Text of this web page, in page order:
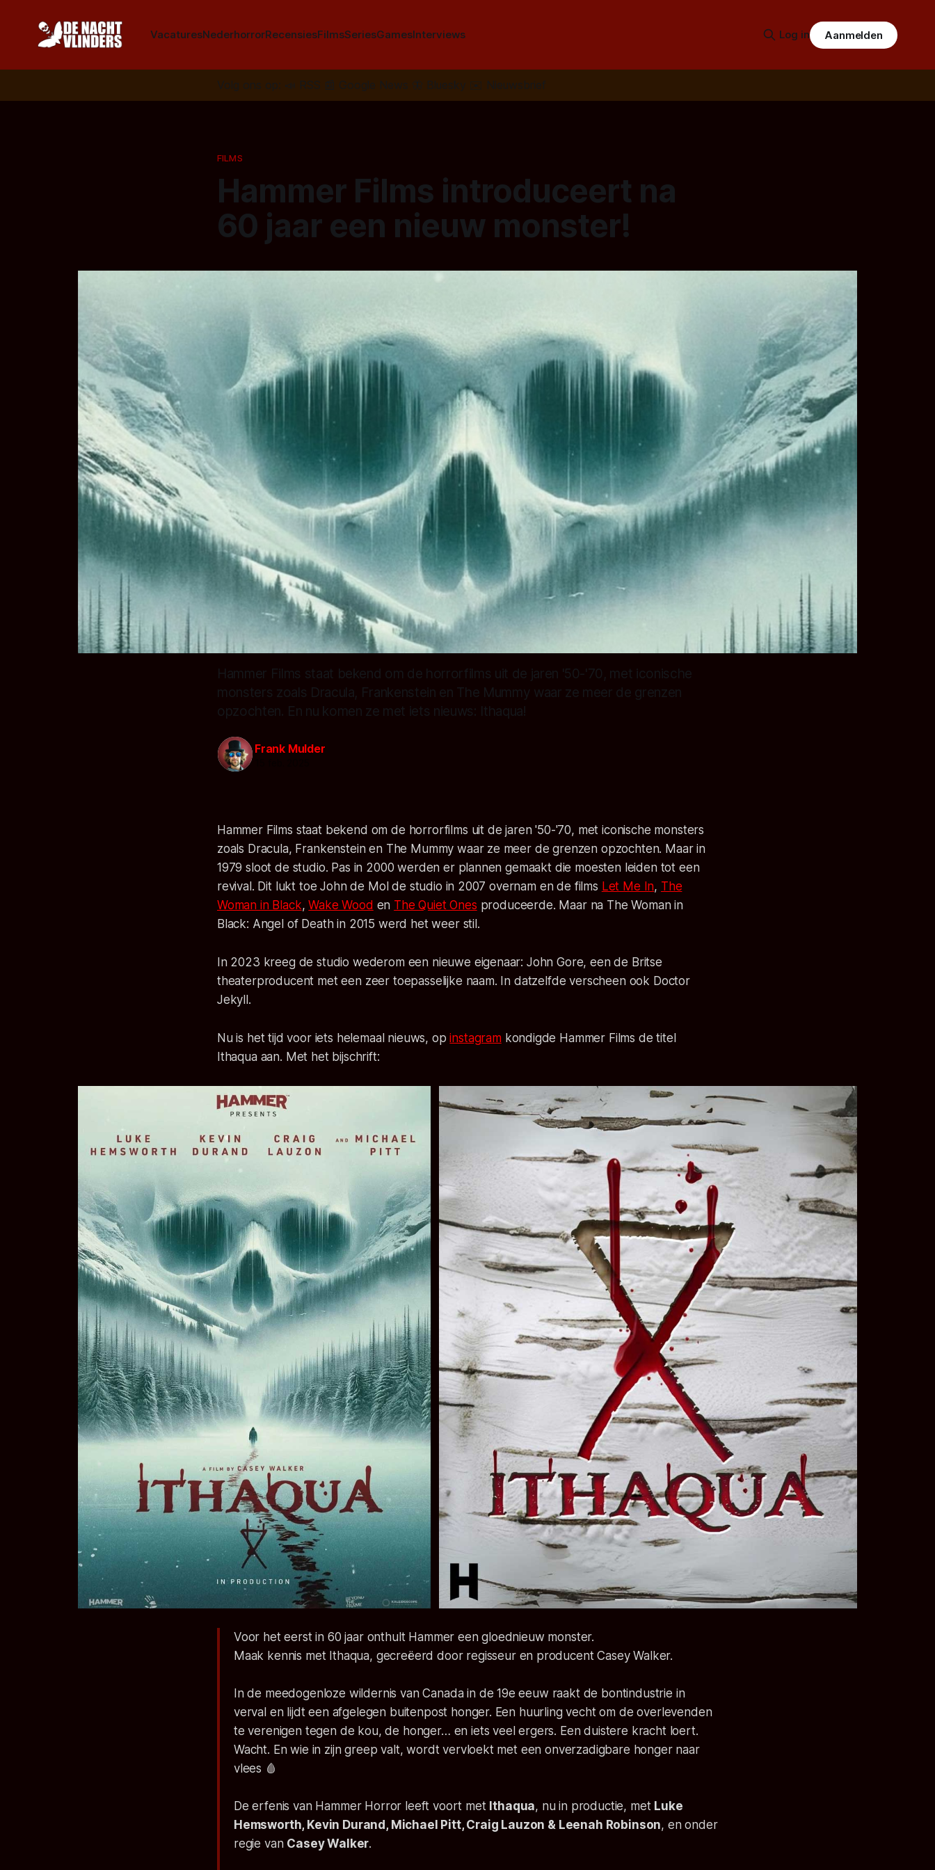
VacaturesNederhorrorRecensiesFilmsSeriesGamesInterviews Log in Aanmelden
Volg ons op: 📣 RSS 📰 Google News 🦋 Bluesky ✉️ Nieuwsbrief
FILMS
Hammer Films introduceert na
60 jaar een nieuw monster!
Hammer Films staat bekend om de horrorfilms uit de jaren '50-'70, met iconische
monsters zoals Dracula, Frankenstein en The Mummy waar ze meer de grenzen
opzochten. En nu komen ze met iets nieuws: Ithaqua!
Frank Mulder
Hammer Films staat bekend om de horrorfilms uit de jaren '50-'70, met iconische monsters
zoals Dracula, Frankenstein en The Mummy waar ze meer de grenzen opzochten. Maar in
1979 sloot de studio. Pas in 2000 werden er plannen gemaakt die moesten leiden tot een
revival. Dit lukt toe John de Mol de studio in 2007 overnam en de films Let Me In, The
Woman in Black,Wake Wood en The Quiet Ones produceerde. Maar na The Woman in
Black: Angel of Deathin 2015 werd het weer stil.
In 2023 kreeg de studio wederom een nieuwe eigenaar: John Gore, een de Britse
theaterproducent met een zeer toepasselijke naam. In datzelfde verscheen ook Doctor
Jekyll.
Nu is het tijd voor iets helemaal nieuws, opinstagramkondigde Hammer Films de titel
Ithaquaaan. Met het bijschrift:
Voor het eerst in 60 jaar onthult Hammer een gloednieuw monster.
Maak kennis met Ithaqua, gecreëerd door regisseur en producent Casey Walker.
In de meedogenloze wildernis van Canada in de 19e eeuw raakt de bontindustrie in
verval en lijdt een afgelegen buitenpost honger. Een huurling vecht om de overlevenden
te verenigen tegen de kou, de honger… en iets veel ergers. Een duistere kracht loert.
Wacht. En wie in zijn greep valt, wordt vervloekt met een onverzadigbare honger naar
vlees 🩸
De erfenis van Hammer Horror leeft voort met Ithaqua, nu in productie, met Luke
Hemsworth, Kevin Durand, Michael Pitt, Craig Lauzon & Leenah Robinson, en onder
regie van Casey Walker.